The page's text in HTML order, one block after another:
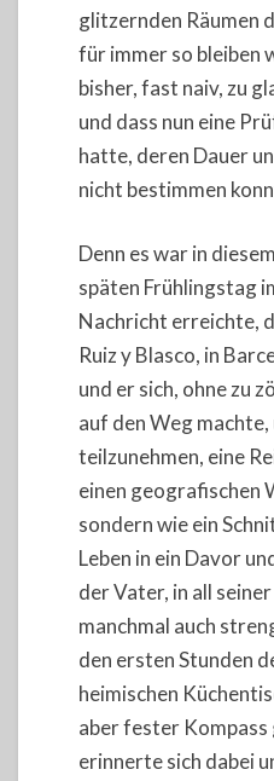
glitzernden Räumen
für immer so bleiben
bisher, fast naiv, zu
und dass nun eine
hatte, deren Dauer
nicht bestimmen
Denn es war in
späten Frühlingstag
Nachricht erreichte,
Ruiz y Blasco, in
und er sich, ohne zu
auf den Weg
teilzunehmen, eine
einen geografischen
sondern wie ein
Leben in ein Davor
der Vater, in all
manchmal auch
den ersten Stunden
heimischen
aber fester Kompass
erinnerte sich dabei